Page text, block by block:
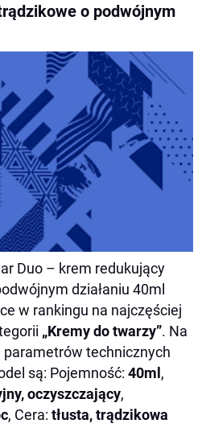
o podwójnym
Duo – krem redukujący
działaniu 40ml
w rankingu na najczęściej
„Kremy do twarzy”. Na
parametrów technicznych
są: Pojemność: 40ml ,
oczyszczający,
, Cera: tłusta, trądzikowa